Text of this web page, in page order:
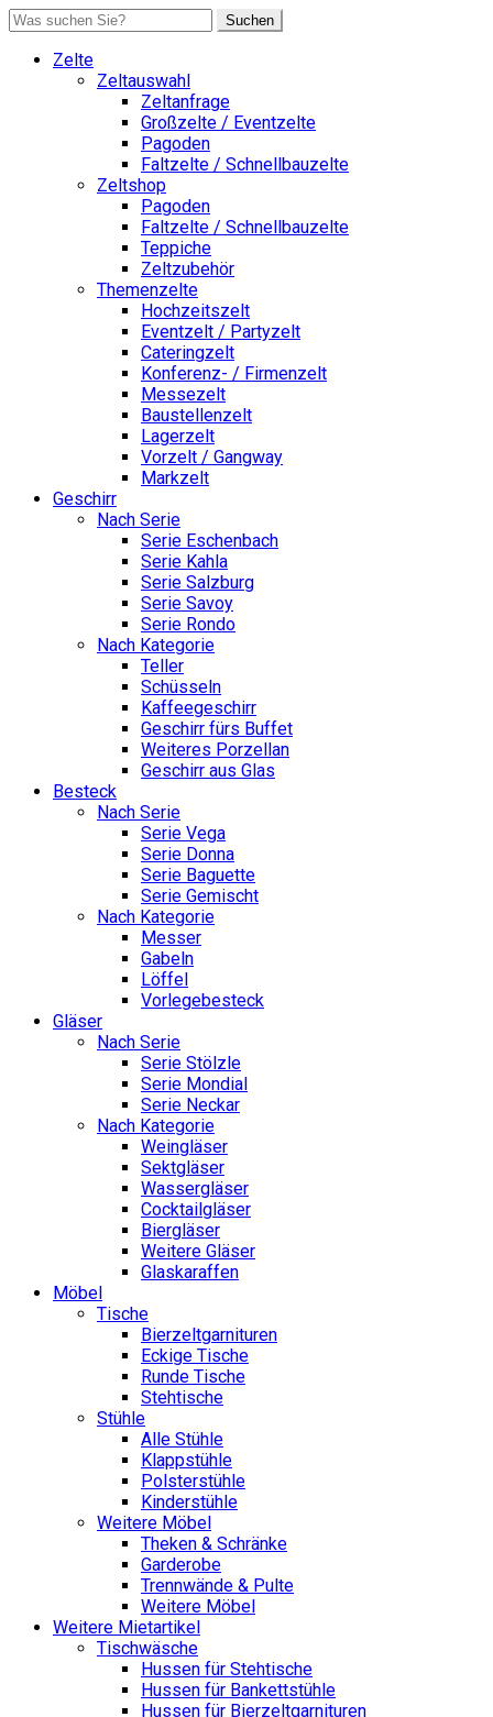
Suchen
Zelte
Zeltauswahl
Zeltanfrage
Großzelte / Eventzelte
Pagoden
Faltzelte / Schnellbauzelte
Zeltshop
Pagoden
Faltzelte / Schnellbauzelte
Teppiche
Zeltzubehör
Themenzelte
Hochzeitszelt
Eventzelt / Partyzelt
Cateringzelt
Konferenz- / Firmenzelt
Messezelt
Baustellenzelt
Lagerzelt
Vorzelt / Gangway
Markzelt
Geschirr
Nach Serie
Serie Eschenbach
Serie Kahla
Serie Salzburg
Serie Savoy
Serie Rondo
Nach Kategorie
Teller
Schüsseln
Kaffeegeschirr
Geschirr fürs Buffet
Weiteres Porzellan
Geschirr aus Glas
Besteck
Nach Serie
Serie Vega
Serie Donna
Serie Baguette
Serie Gemischt
Nach Kategorie
Messer
Gabeln
Löffel
Vorlegebesteck
Gläser
Nach Serie
Serie Stölzle
Serie Mondial
Serie Neckar
Nach Kategorie
Weingläser
Sektgläser
Wassergläser
Cocktailgläser
Biergläser
Weitere Gläser
Glaskaraffen
Möbel
Tische
Bierzeltgarnituren
Eckige Tische
Runde Tische
Stehtische
Stühle
Alle Stühle
Klappstühle
Polsterstühle
Kinderstühle
Weitere Möbel
Theken & Schränke
Garderobe
Trennwände & Pulte
Weitere Möbel
Weitere Mietartikel
Tischwäsche
Hussen für Stehtische
Hussen für Bankettstühle
Hussen für Bierzeltgarnituren